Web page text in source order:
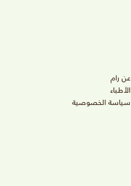
عن رام
الأطباء
سياسة الخصوصية